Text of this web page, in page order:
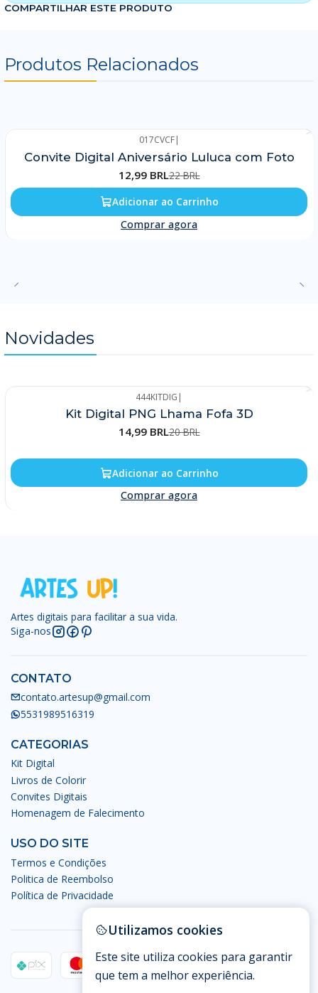
COMPARTILHAR ESTE PRODUTO
Produtos Relacionados
017CVCF|
Convite Digital Aniversário Luluca com Foto
12,99 BRL22 BRL
Adicionar ao Carrinho
Comprar agora
Novidades
444KITDIG |
Kit Digital PNG Lhama Fofa 3D
14,99 BRL20 BRL
Adicionar ao Carrinho
Comprar agora
Artes digitais para facilitar a sua vida.
Siga-nos
CONTATO
contato.artesup@gmail.com
5531989516319
CATEGORIAS
Kit Digital
Livros de Colorir
Convites Digitais
Homenagem de Falecimento
USO DO SITE
Termos e Condições
Politica de Reembolso
Política de Privacidade
Utilizamos cookies
Este site utiliza cookies para garantir
que tem a melhor experiência.